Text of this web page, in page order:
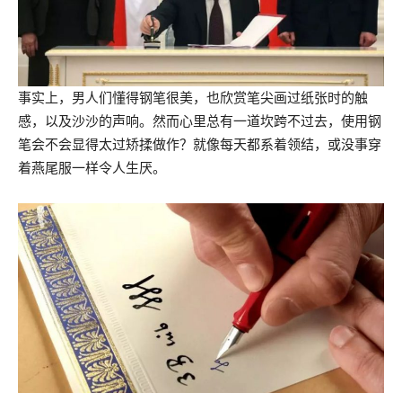
事实上，男人们懂得钢笔很美，也欣赏笔尖画过纸张时的触
感，以及沙沙的声响。然而心里总有一道坎跨不过去，使用钢
笔会不会显得太过矫揉做作？就像每天都系着领结，或没事穿
着燕尾服一样令人生厌。